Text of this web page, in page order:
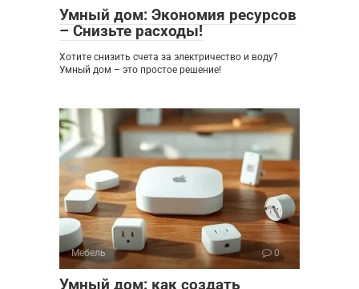
Умный дом: Экономия ресурсов
– Снизьте расходы!
Хотите снизить счета за электричество и воду?
Умный дом – это простое решение!
Мебель 0
Умный дом: как создать